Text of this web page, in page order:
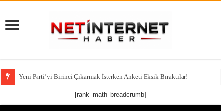
Yeni Parti’yi Birinci Çıkarmak İsterken Anketi Eksik Bıraktılar!
[rank_math_breadcrumb]